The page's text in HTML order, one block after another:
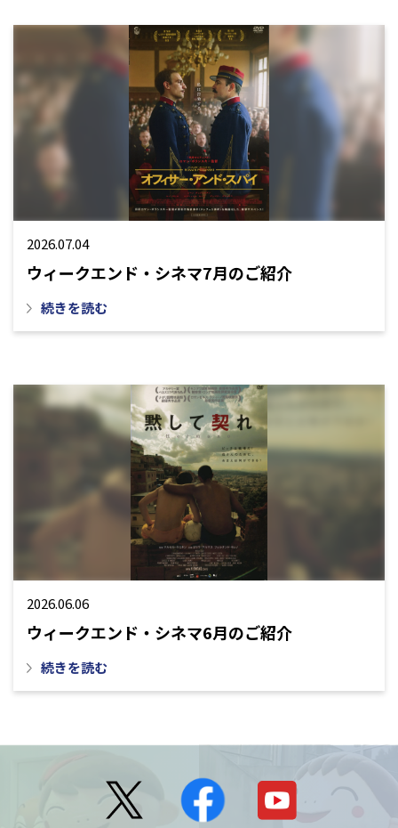
2026.07.04
ウィークエンド・シネマ7月のご紹介
続きを読む
2026.06.06
ウィークエンド・シネマ6月のご紹介
続きを読む